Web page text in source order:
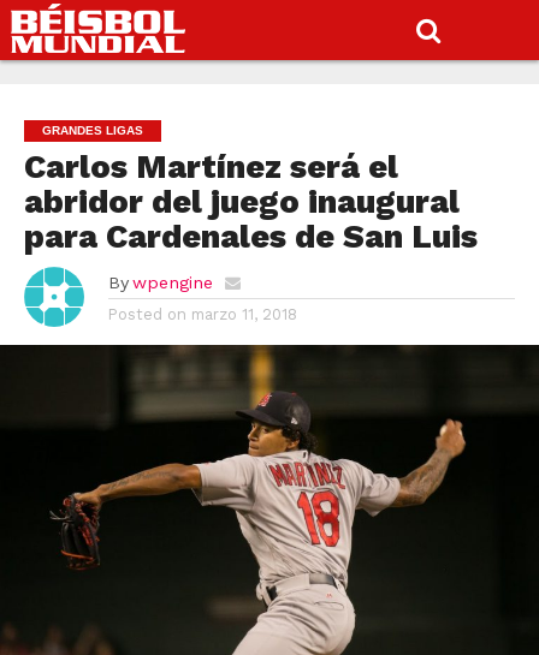
GRANDES LIGAS
Carlos Martínez será el
abridor del juego inaugural
para Cardenales de San Luis
By wpengine
Posted on marzo 11, 2018